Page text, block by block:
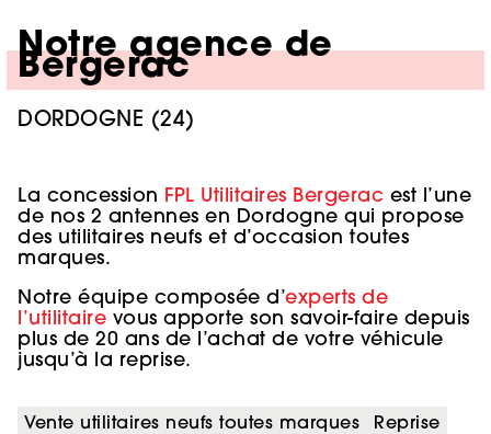
Notre agence de
Bergerac
DORDOGNE (24)
La concession FPL Utilitaires Bergerac est l’une
de nos 2 antennes en Dordogne qui propose
des utilitaires neufs et d’occasion toutes
marques.
Notre équipe composée d’experts de
l’utilitaire vous apporte son savoir-faire depuis
plus de 20 ans de l’achat de votre véhicule
jusqu’à la reprise.
Vente utilitaires neufs toutes marques
Reprise